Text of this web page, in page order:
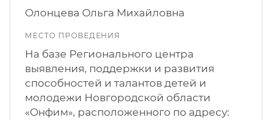
Олонцева Ольга Михайловна
МЕСТО ПРОВЕДЕНИЯ
На базе Регионального центра
выявления, поддержки и развития
способностей и талантов детей и
молодежи Новгородской области
«Онфим», расположенного по адресу: